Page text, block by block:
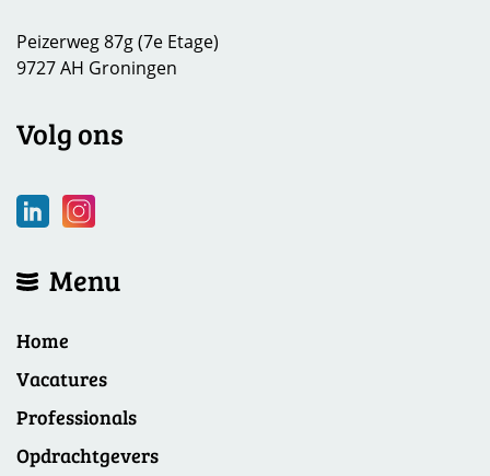
Peizerweg 87g (7e Etage)
9727 AH Groningen
Volg ons
Menu
Home
Vacatures
Professionals
Opdrachtgevers